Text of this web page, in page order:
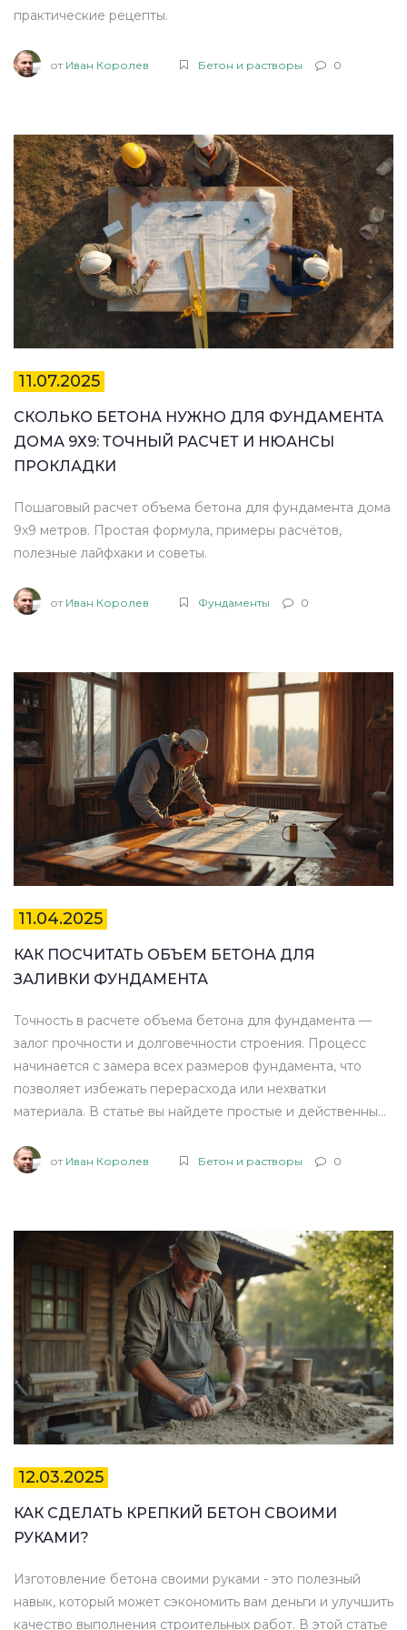
практические рецепты.
от Иван Королев Бетон и растворы 0
11.07.2025
СКОЛЬКО БЕТОНА НУЖНО ДЛЯ ФУНДАМЕНТА
ДОМА 9Х9: ТОЧНЫЙ РАСЧЕТ И НЮАНСЫ
ПРОКЛАДКИ
Пошаговый расчет объема бетона для фундамента дома
9х9 метров. Простая формула, примеры расчётов,
полезные лайфхаки и советы.
от Иван Королев Фундаменты 0
11.04.2025
КАК ПОСЧИТАТЬ ОБЪЕМ БЕТОНА ДЛЯ
ЗАЛИВКИ ФУНДАМЕНТА
Точность в расчете объема бетона для фундамента —
залог прочности и долговечности строения. Процесс
начинается с замера всех размеров фундамента, что
позволяет избежать перерасхода или нехватки
материала. В статье вы найдете простые и действенные
нюансы, от формы фундамента до типа почвы на участке.
от Иван Королев Бетон и растворы 0
12.03.2025
КАК СДЕЛАТЬ КРЕПКИЙ БЕТОН СВОИМИ
РУКАМИ?
Изготовление бетона своими руками - это полезный
навык, который может сэкономить вам деньги и улучшить
качество выполнения строительных работ. В этой статье